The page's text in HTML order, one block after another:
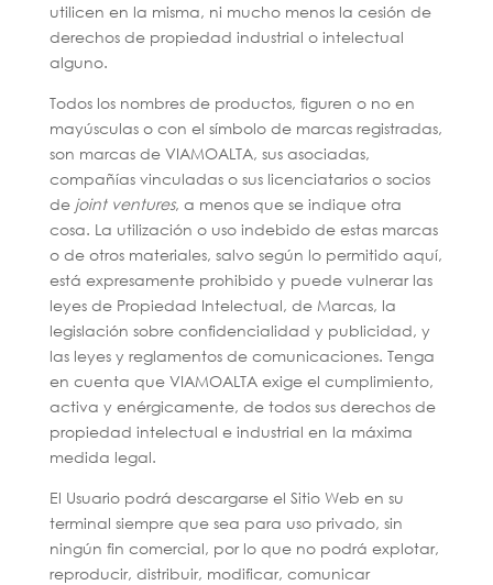
utilicen en la misma, ni mucho menos la cesión de
derechos de propiedad industrial o intelectual
alguno.
Todos los nombres de productos, figuren o no en
mayúsculas o con el símbolo de marcas registradas,
son marcas de VIAMOALTA, sus asociadas,
compañías vinculadas o sus licenciatarios o socios
de joint ventures, a menos que se indique otra
cosa. La utilización o uso indebido de estas marcas
o de otros materiales, salvo según lo permitido aquí,
está expresamente prohibido y puede vulnerar las
leyes de Propiedad Intelectual, de Marcas, la
legislación sobre confidencialidad y publicidad, y
las leyes y reglamentos de comunicaciones. Tenga
en cuenta que VIAMOALTA exige el cumplimiento,
activa y enérgicamente, de todos sus derechos de
propiedad intelectual e industrial en la máxima
medida legal.
El Usuario podrá descargarse el Sitio Web en su
terminal siempre que sea para uso privado, sin
ningún fin comercial, por lo que no podrá explotar,
reproducir, distribuir, modificar, comunicar